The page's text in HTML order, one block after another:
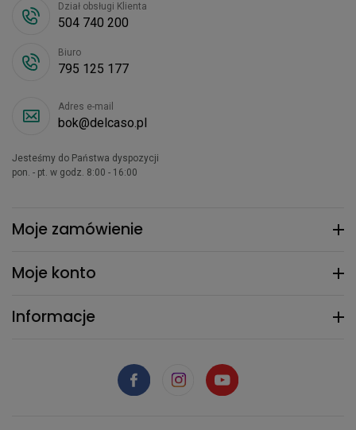
Moje zamówienie
Moje konto
Informacje
Dział obsługi Klienta
504 740 200
Biuro
795 125 177
Adres e-mail
bok@delcaso.pl
Jesteśmy do Państwa dyspozycji
pon. - pt. w godz. 8:00 - 16:00